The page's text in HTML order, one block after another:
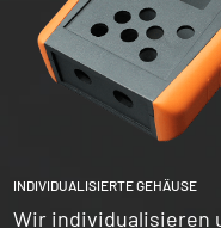
INDIVIDUALISIERTE GEHÄUSE
Wir individualisieren